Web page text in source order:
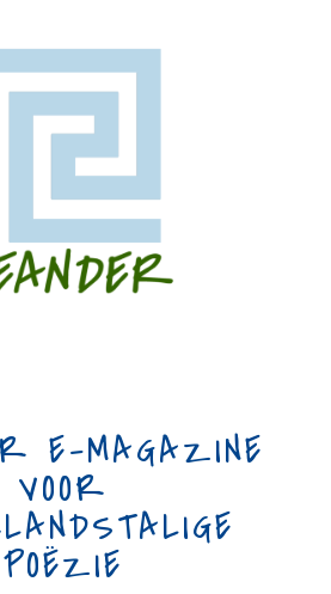
E-MAGAZINE
VOOR
POËZIE